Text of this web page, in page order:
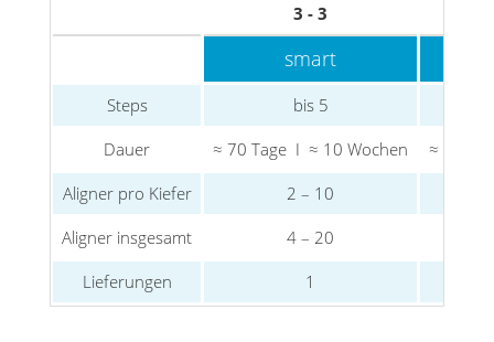
3 - 3
smart
Steps
bis 5
Dauer
≈ 70 Tage I ≈ 10 Wochen
≈ 126
Aligner pro Kiefer
2 – 10
Aligner insgesamt
4 – 20
Lieferungen
1